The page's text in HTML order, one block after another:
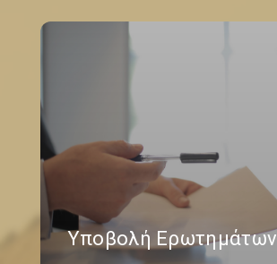
Υποβολή Ερωτημάτων